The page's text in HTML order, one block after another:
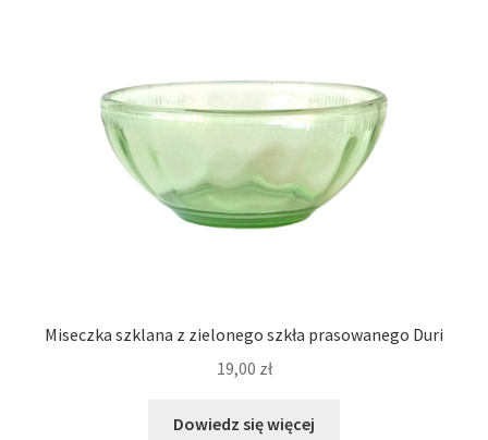
Miseczka szklana z zielonego szkła prasowanego Duri
19,00 zł
Dowiedz się więcej